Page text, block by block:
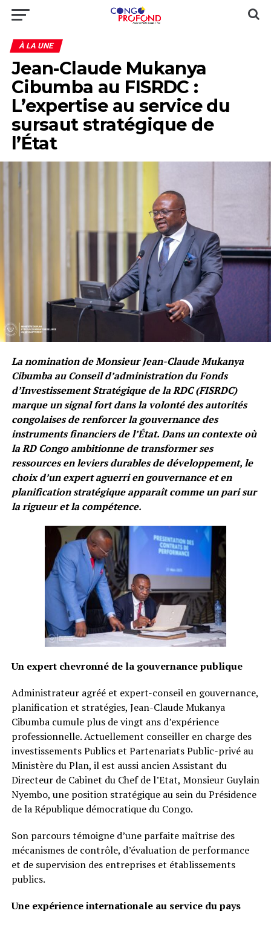
À LA UNE
Jean-Claude Mukanya
Cibumba au FISRDC :
L’expertise au service du
sursaut stratégique de
l’État
La nomination de Monsieur Jean-Claude Mukanya
Cibumba au Conseil d’administration du Fonds
d’Investissement Stratégique de la RDC (FISRDC)
marque un signal fort dans la volonté des autorités
congolaises de renforcer la gouvernance des
instruments financiers de l’État. Dans un contexte où
la RD Congo ambitionne de transformer ses
ressources en leviers durables de développement, le
choix d’un expert aguerri en gouvernance et en
planification stratégique apparaît comme un pari sur
la rigueur et la compétence.
Un expert chevronné de la gouvernance publique
Administrateur agréé et expert-conseil en gouvernance,
planification et stratégies, Jean-Claude Mukanya
Cibumba cumule plus de vingt ans d’expérience
professionnelle. Actuellement conseiller en charge des
investissements Publics et Partenariats Public-privé au
Ministère du Plan, il est aussi ancien Assistant du
Directeur de Cabinet du Chef de l’Etat, Monsieur Guylain
Nyembo, une position stratégique au sein du Présidence
de la République démocratique du Congo.
Son parcours témoigne d’une parfaite maîtrise des
mécanismes de contrôle, d’évaluation de performance
et de supervision des entreprises et établissements
publics.
Une expérience internationale au service du pays